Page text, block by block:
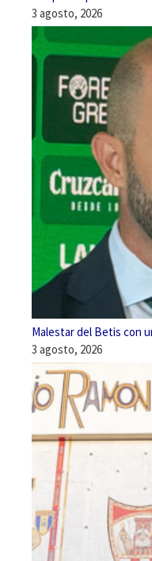
3 agosto, 2026
Malestar del Betis con
3 agosto, 2026